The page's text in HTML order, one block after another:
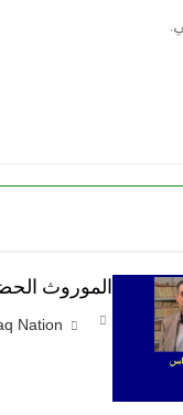
الموروث
Nation